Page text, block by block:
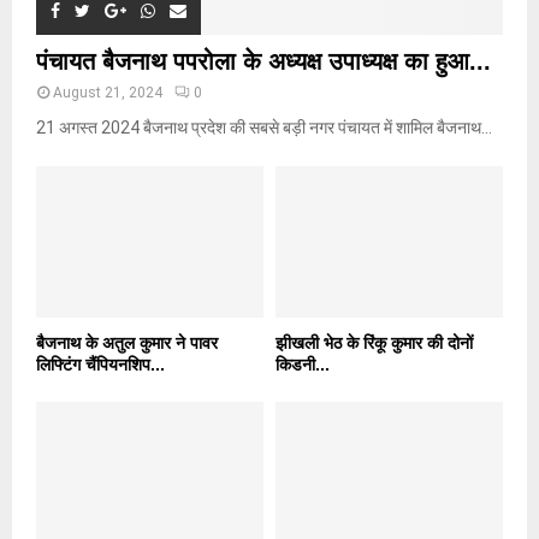
पंचायत बैजनाथ पपरोला के अध्यक्ष उपाध्यक्ष का हुआ...
August 21, 2024 0
21 अगस्त 2024 बैजनाथ प्रदेश की सबसे बड़ी नगर पंचायत में शामिल बैजनाथ...
बैजनाथ के अतुल कुमार ने पावर
लिफ्टिंग चैंपियनशिप...
झीखली भेठ के रिंकू कुमार की दोनों
किडनी...